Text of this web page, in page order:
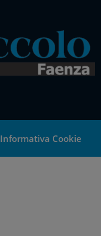
Informativa Cookie